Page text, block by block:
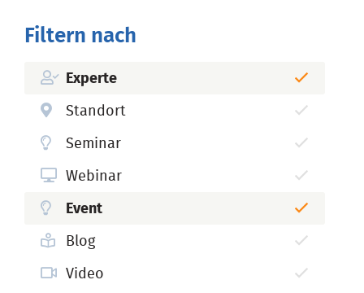
Filtern nach
Experte
Standort
Seminar
Webinar
Event
Blog
Video